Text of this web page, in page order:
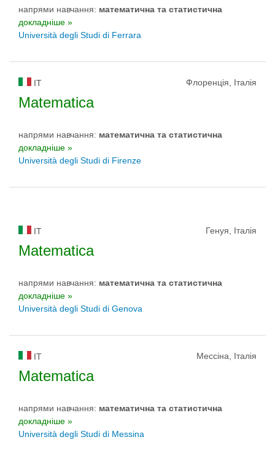
напрями навчання: математичнa та статистичнa
докладніше »
Università degli Studi di Ferrara
IT Флоренція, Італія
Matematica
напрями навчання: математичнa та статистичнa
докладніше »
Università degli Studi di Firenze
IT Генуя, Італія
Matematica
напрями навчання: математичнa та статистичнa
докладніше »
Università degli Studi di Genova
IT Мессіна, Італія
Matematica
напрями навчання: математичнa та статистичнa
докладніше »
Università degli Studi di Messina